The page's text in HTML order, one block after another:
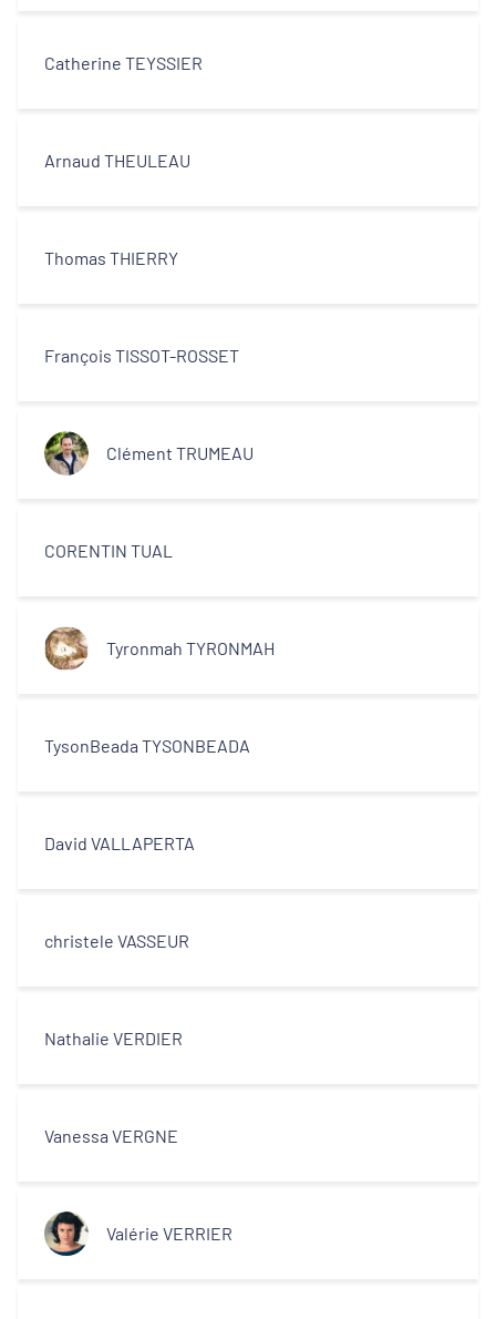
Catherine TEYSSIER
Arnaud THEULEAU
Thomas THIERRY
François TISSOT-ROSSET
Clément TRUMEAU
CORENTIN TUAL
Tyronmah TYRONMAH
TysonBeada TYSONBEADA
David VALLAPERTA
christele VASSEUR
Nathalie VERDIER
Vanessa VERGNE
Valérie VERRIER